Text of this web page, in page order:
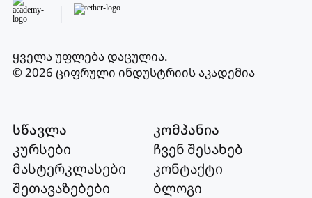
ყველა უფლება დაცულია.
© 2026 ციფრული ინდუსტრიის აკადემია
სწავლა
კურსები
მასტერკლასები
შეთავაზებები
კომპანია
ჩვენ შესახებ
კონტაქტი
ბლოგი